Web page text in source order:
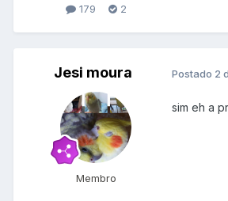
179 2
Jesi moura
Membro
Postado 2
sim eh a